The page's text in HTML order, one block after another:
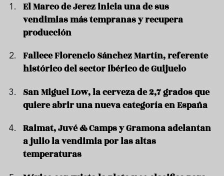
El Marco de Jerez inicia una de sus
vendimias más tempranas y recupera
producción
Fallece Florencio Sánchez Martín, referente
histórico del sector ibérico de Guijuelo
San Miguel Low, la cerveza de 2,7 grados que
quiere abrir una nueva categoría en España
Raimat, Juvé & Camps y Gramona adelantan
a julio la vendimia por las altas
temperaturas